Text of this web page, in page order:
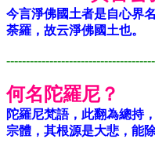
今言淨佛國土者是自心界
荼羅，故云淨佛國土也。
何名陀羅尼？
陀羅尼梵語，此翻為總持
宗體，其根源是大悲，能